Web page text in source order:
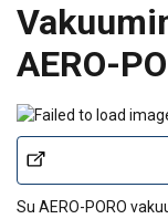
AERO-
Su AERO-PORO